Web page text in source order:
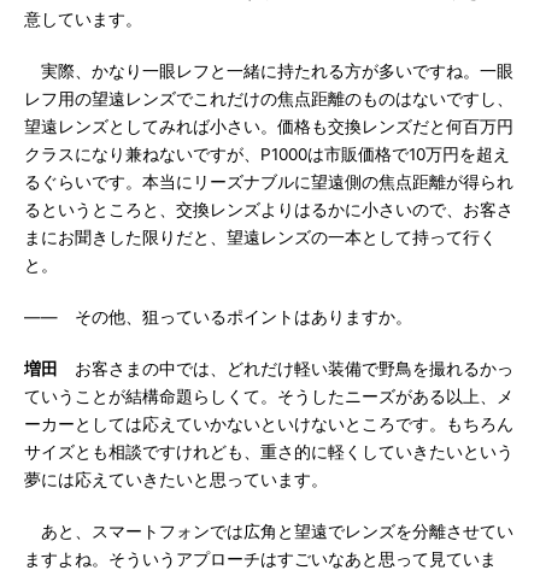
意しています。
実際、かなり一眼レフと一緒に持たれる方が多いですね。一眼
レフ用の望遠レンズでこれだけの焦点距離のものはないですし、
望遠レンズとしてみれば小さい。価格も交換レンズだと何百万円
クラスになり兼ねないですが、P1000は市販価格で10万円を超え
るぐらいです。本当にリーズナブルに望遠側の焦点距離が得られ
るというところと、交換レンズよりはるかに小さいので、お客さ
まにお聞きした限りだと、望遠レンズの一本として持って行く
と。
―― その他、狙っているポイントはありますか。
増田
お客さまの中では、どれだけ軽い装備で野鳥を撮れるかっ
ていうことが結構命題らしくて。そうしたニーズがある以上、メ
ーカーとしては応えていかないといけないところです。もちろん
サイズとも相談ですけれども、重さ的に軽くしていきたいという
夢には応えていきたいと思っています。
あと、スマートフォンでは広角と望遠でレンズを分離させてい
ますよね。そういうアプローチはすごいなあと思って見ていま